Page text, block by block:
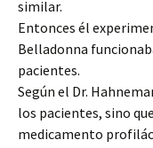
similar.
Entonces él
Belladonna
pacientes.
Según el Dr.
los pacientes, sino
medicamento